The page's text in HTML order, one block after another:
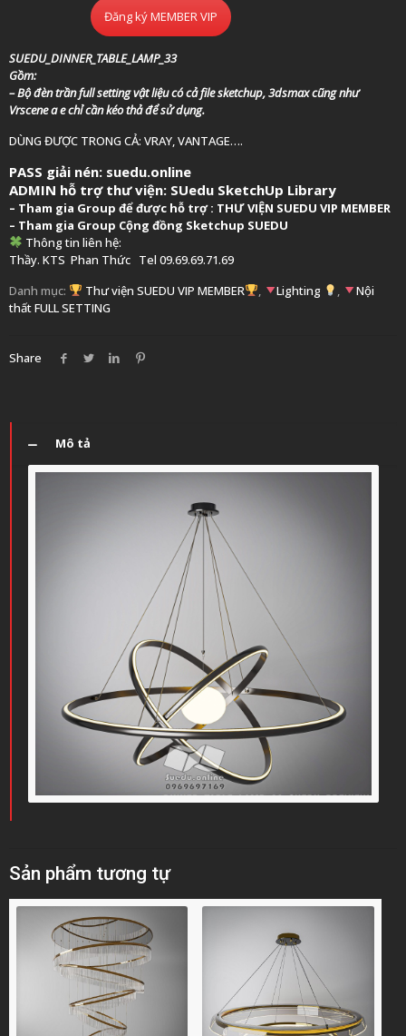
Đăng ký MEMBER VIP
SUEDU_DINNER_TABLE_LAMP_33
Gồm:
– Bộ đèn trần full setting vật liệu có cả file sketchup, 3dsmax cũng như
Vrscene a e chỉ cần kéo thả để sử dụng.
DÙNG ĐƯỢC TRONG CẢ: VRAY, VANTAGE….
PASS giải nén: suedu.online
ADMIN hỗ trợ thư viện: SUedu SketchUp Library
– Tham gia Group để được hỗ trợ : THƯ VIỆN SUEDU VIP MEMBER
– Tham gia Group Cộng đồng Sketchup SUEDU
Thông tin liên hệ:
Thầy. KTS Phan Thức Tel 09.69.69.71.69
Danh mục:
Thư viện SUEDU VIP MEMBER , Lighting ,
Nội
thất FULL SETTING
Share
Mô tả
Sản phẩm tương tự